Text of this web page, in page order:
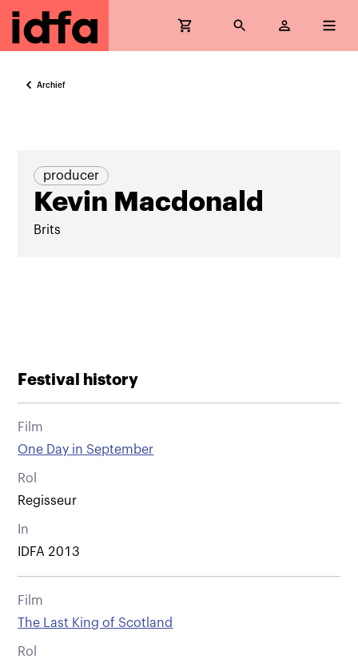
Archief
producer
Kevin Macdonald
Brits
Festival history
Film
One Day in September
Rol
Regisseur
In
IDFA 2013
Film
The Last King of Scotland
Rol